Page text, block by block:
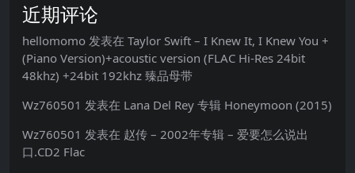
近期评论
hellomomo 发表在 Taylor Swift – I Knew It, I Knew You +
(Piano Version)+acoustic version (FLAC Hi-Res 24bit
48khz) +24bit 192khz 臻品母带
Wz760501 发表在 Lana Del Rey 专辑 Honeymoon (2015)
Wz760501 发表在 赵传 – 2002年专辑 – 爱要怎么说出
口.CD2 Flac